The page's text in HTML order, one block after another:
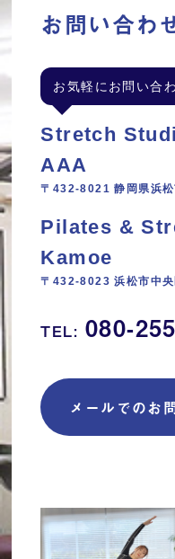
お問い合わ
お気軽にお問い合
Stretch
AAA
〒432-8021 静岡県浜
Pilates &
Kamoe
〒432-8023 浜松市中
TEL: 080-
メールでのお